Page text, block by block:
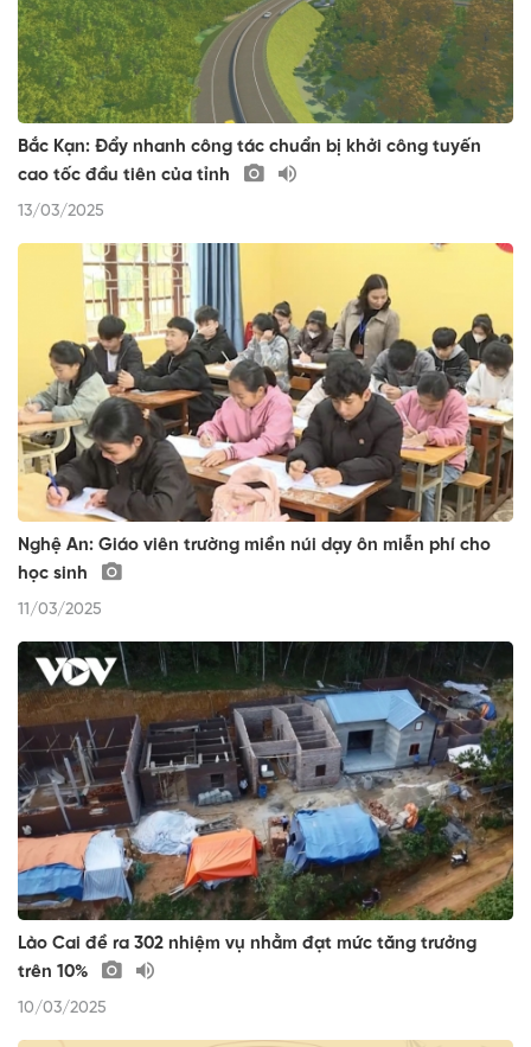
Bắc Kạn: Đẩy nhanh công tác chuẩn bị khởi công tuyến
cao tốc đầu tiên của tỉnh
13/03/2025
Nghệ An: Giáo viên trường miền núi dạy ôn miễn phí cho
học sinh
11/03/2025
Lào Cai đề ra 302 nhiệm vụ nhằm đạt mức tăng trưởng
trên 10%
10/03/2025